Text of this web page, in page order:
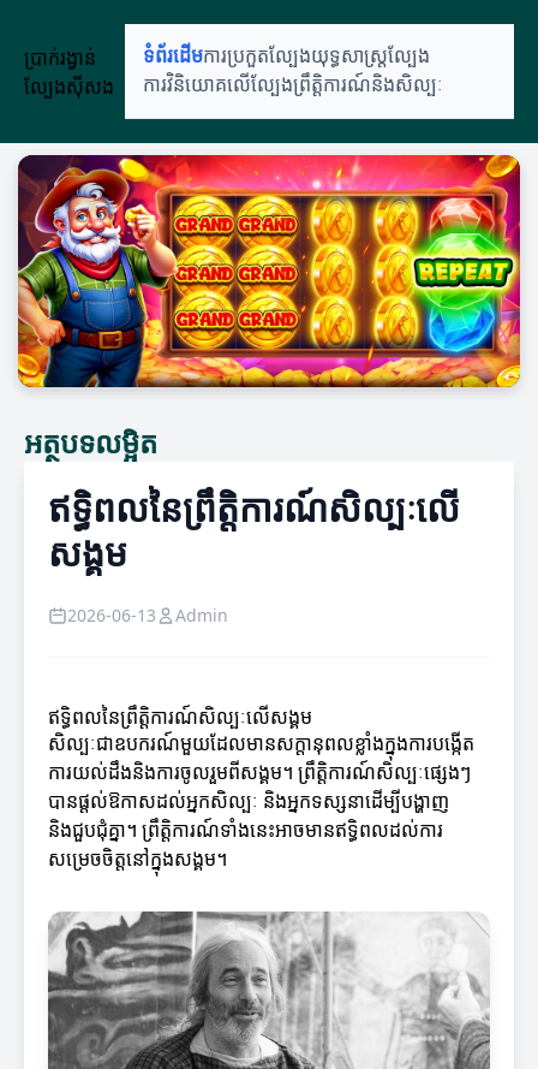
ប្រាក់រង្វាន់
ល្បែងស៊ីសង
ទំព័រដើមការប្រកួតល្បែងយុទ្ធសាស្ត្រល្បែង
ការវិនិយោគលើល្បែងព្រឹត្តិការណ៍និងសិល្បៈ
អត្ថបទលម្អិត
ឥទ្ធិពលនៃព្រឹត្តិការណ៍សិល្បៈលើ
សង្គម
2026-06-13 Admin
ឥទ្ធិពលនៃព្រឹត្តិការណ៍សិល្បៈលើសង្គម
សិល្បៈជាឧបករណ៍មួយដែលមានសក្តានុពលខ្លាំងក្នុងការបង្កើត
ការយល់ដឹងនិងការចូលរួមពីសង្គម។ ព្រឹត្តិការណ៍សិល្បៈផ្សេងៗ
បានផ្តល់ឱកាសដល់អ្នកសិល្បៈ និងអ្នកទស្សនាដើម្បីបង្ហាញ
និងជួបជុំគ្នា។ ព្រឹត្តិការណ៍ទាំងនេះអាចមានឥទ្ធិពលដល់ការ
សម្រេចចិត្តនៅក្នុងសង្គម។